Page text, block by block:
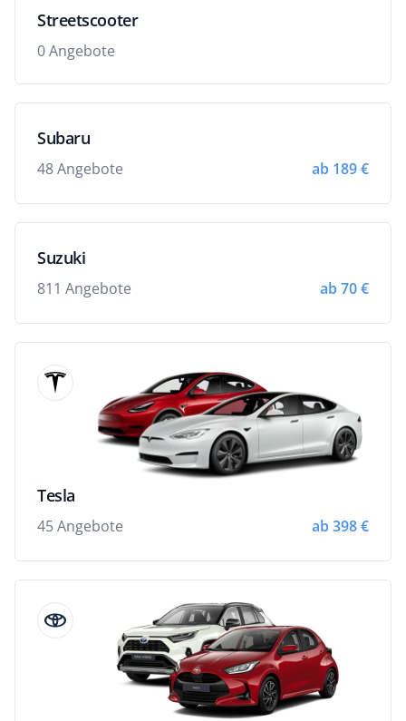
Streetscooter
0 Angebote
Subaru
48 Angebote ab 189 €
Suzuki
811 Angebote ab 70 €
Tesla
45 Angebote ab 398 €